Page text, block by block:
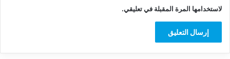
لاستخدامها المرة المقبلة في تعليقي.